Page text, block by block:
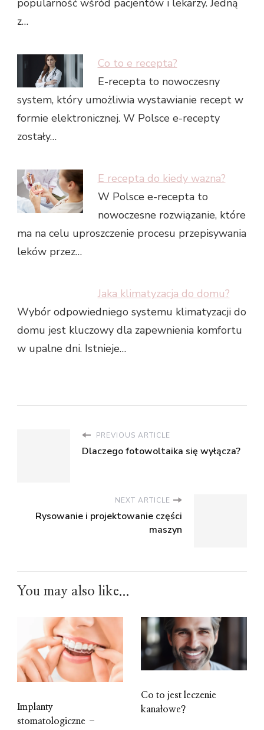
popularność wśród pacjentów i lekarzy. Jedną
z…
Co to e recepta?
E-recepta to nowoczesny
system, który umożliwia wystawianie recept w
formie elektronicznej. W Polsce e-recepty
zostały…
E recepta do kiedy wazna?
W Polsce e-recepta to
nowoczesne rozwiązanie, które
ma na celu uproszczenie procesu przepisywania
leków przez…
Jaka klimatyzacja do domu?
Wybór odpowiedniego systemu klimatyzacji do
domu jest kluczowy dla zapewnienia komfortu
w upalne dni. Istnieje…
PREVIOUS ARTICLE
Dlaczego fotowoltaika się wyłącza?
NEXT ARTICLE
Rysowanie i projektowanie części
maszyn
You may also like...
Implanty
stomatologiczne –
Co to jest leczenie
kanałowe?